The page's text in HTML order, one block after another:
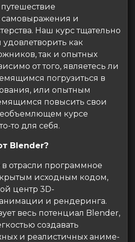
самовыражения и
Наш курс тщательно
удовлетворить как
так и опытных
от того, являетесь ли
погрузиться в
или опытным
повысить свои
курсе
то для себя.
Blender?
отрасли программное
исходным кодом,
центр 3D-
и рендеринга.
весь потенциал Blender,
создавать
и реалистичных аниме-